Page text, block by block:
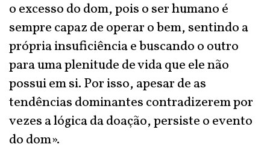
o excesso do dom, pois o ser humano é
sempre capaz de operar o bem, sentindo a
própria insuficiência e buscando o outro
para uma plenitude de vida que ele não
possui em si. Por isso, apesar de as
tendências dominantes contradizerem por
vezes a lógica da doação, persiste o evento
do dom».